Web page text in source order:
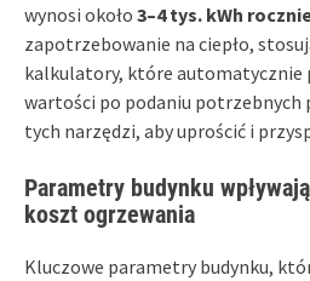
wynosi około 3–4 tys. kWh
zapotrzebowanie na ciepło,
kalkulatory, które automatycznie
wartości po podaniu potrzebnych
tych narzędzi, aby uprościć i
Parametry budynku
koszt ogrzewania
Kluczowe parametry budynku,